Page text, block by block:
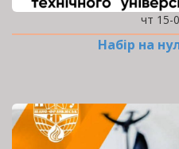
чт 15-
Набір на